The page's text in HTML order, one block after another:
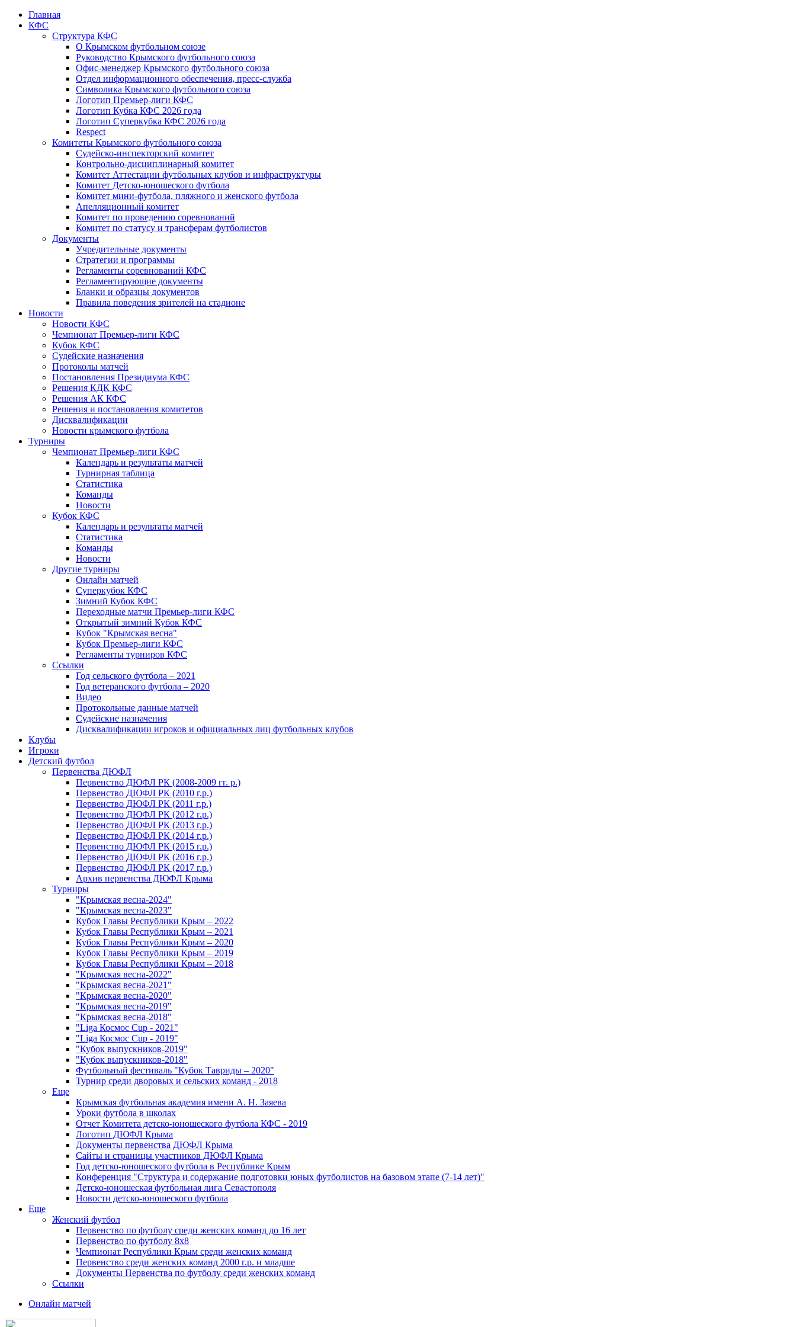
Главная
КФС
Структура КФС
О Крымском футбольном союзе
Руководство Крымского футбольного союза
Офис-менеджер Крымского футбольного союза
Отдел информационного обеспечения, пресс-служба
Символика Крымского футбольного союза
Логотип Премьер-лиги КФС
Логотип Кубка КФС 2026 года
Логотип Суперкубка КФС 2026 года
Respect
Комитеты Крымского футбольного союза
Судейско-инспекторский комитет
Контрольно-дисциплинарный комитет
Комитет Аттестации футбольных клубов и инфраструктуры
Комитет Детско-юношеского футбола
Комитет мини-футбола, пляжного и женского футбола
Апелляционный комитет
Комитет по проведению соревнований
Комитет по статусу и трансферам футболистов
Документы
Учредительные документы
Стратегии и программы
Регламенты соревнований КФС
Регламентирующие документы
Бланки и образцы документов
Правила поведения зрителей на стадионе
Новости
Новости КФС
Чемпионат Премьер-лиги КФС
Кубок КФС
Судейские назначения
Протоколы матчей
Постановления Президиума КФС
Решения КДК КФС
Решения АК КФС
Решения и постановления комитетов
Дисквалификации
Новости крымского футбола
Турниры
Чемпионат Премьер-лиги КФС
Календарь и результаты матчей
Турнирная таблица
Статистика
Команды
Новости
Кубок КФС
Календарь и результаты матчей
Статистика
Команды
Новости
Другие турниры
Онлайн матчей
Суперкубок КФС
Зимний Кубок КФС
Переходные матчи Премьер-лиги КФС
Открытый зимний Кубок КФС
Кубок "Крымская весна"
Кубок Премьер-лиги КФС
Регламенты турниров КФС
Ссылки
Год сельского футбола – 2021
Год ветеранского футбола – 2020
Видео
Протокольные данные матчей
Судейские назначения
Дисквалификации игроков и официальных лиц футбольных клубов
Клубы
Игроки
Детский футбол
Первенства ДЮФЛ
Первенство ДЮФЛ РК (2008-2009 гг. р.)
Первенство ДЮФЛ РК (2010 г.р.)
Первенство ДЮФЛ РК (2011 г.р.)
Первенство ДЮФЛ РК (2012 г.р.)
Первенство ДЮФЛ РК (2013 г.р.)
Первенство ДЮФЛ РК (2014 г.р.)
Первенство ДЮФЛ РК (2015 г.р.)
Первенство ДЮФЛ РК (2016 г.р.)
Первенство ДЮФЛ РК (2017 г.р.)
Архив первенства ДЮФЛ Крыма
Турниры
"Крымская весна-2024"
"Крымская весна-2023"
Кубок Главы Республики Крым – 2022
Кубок Главы Республики Крым – 2021
Кубок Главы Республики Крым – 2020
Кубок Главы Республики Крым – 2019
Кубок Главы Республики Крым – 2018
"Крымская весна-2022"
"Крымская весна-2021"
"Крымская весна-2020"
"Крымская весна-2019"
"Крымская весна-2018"
"Liga Космос Cup - 2021"
"Liga Космос Cup - 2019"
"Кубок выпускников-2019"
"Кубок выпускников-2018"
Футбольный фестиваль "Кубок Тавриды – 2020"
Турнир среди дворовых и сельских команд - 2018
Еще
Крымская футбольная академия имени А. Н. Заяева
Уроки футбола в школах
Отчет Комитета детско-юношеского футбола КФС - 2019
Логотип ДЮФЛ Крыма
Документы первенства ДЮФЛ Крыма
Сайты и страницы участников ДЮФЛ Крыма
Год детско-юношеского футбола в Республике Крым
Конференция "Структура и содержание подготовки юных футболистов на базовом этапе (7-14 лет)"
Детско-юношеская футбольная лига Севастополя
Новости детско-юношеского футбола
Еще
Женский футбол
Первенство по футболу среди женских команд до 16 лет
Первенство по футболу 8х8
Чемпионат Республики Крым среди женских команд
Первенство среди женских команд 2000 г.р. и младше
Документы Первенства по футболу среди женских команд
Ссылки
Онлайн матчей